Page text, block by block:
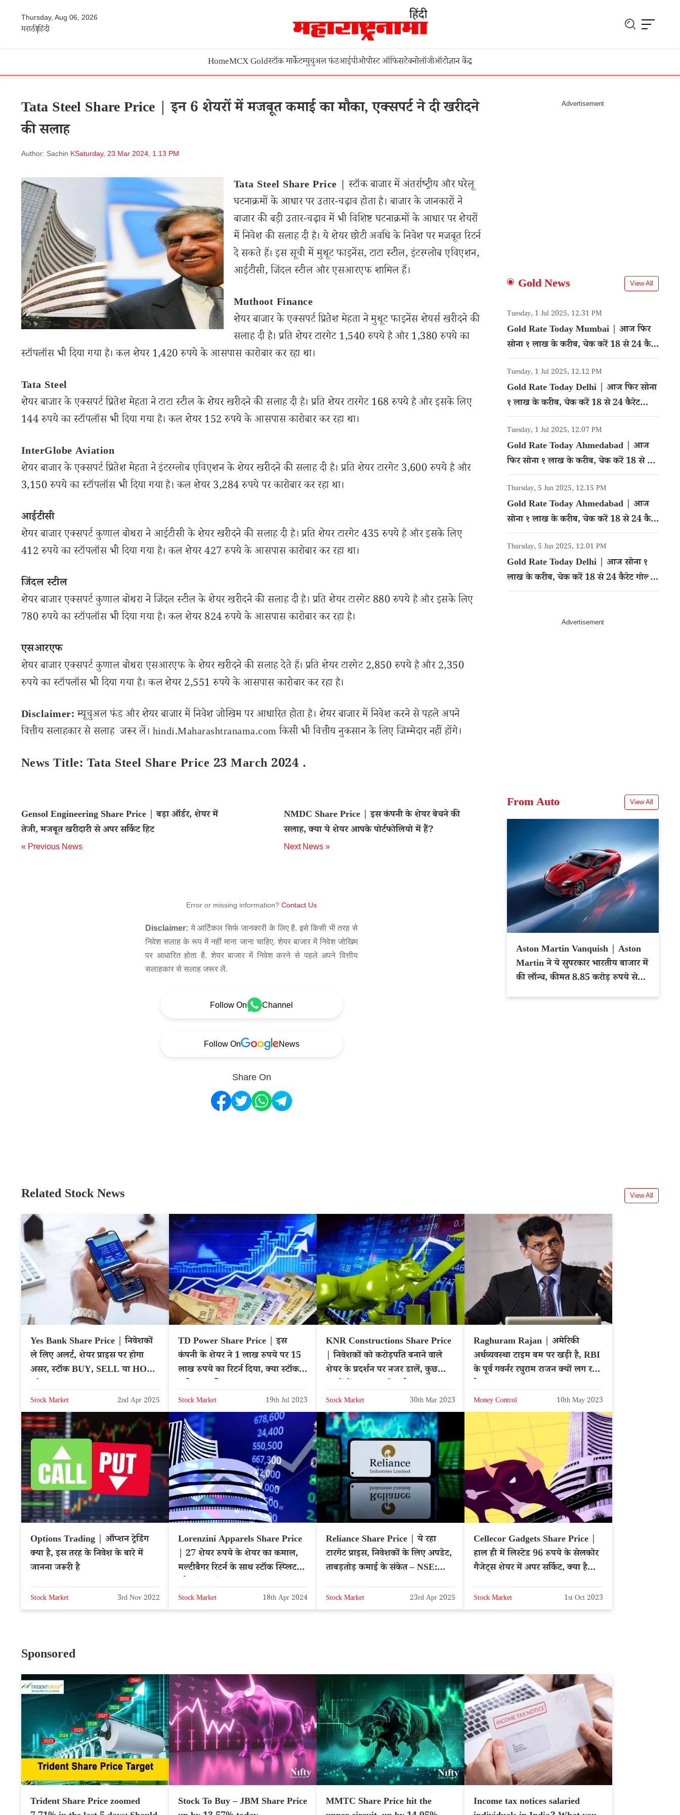
Thursday, Aug 06, 2026
मराठीहिंदी
HomeMCX Goldस्टॉक मार्केटम्युचुअल फंडआईपीओपोस्ट ऑफिसटेक्नोलॉजीऑटोज्ञान केंद्र
Tata Steel Share Price | इन 6 शेयरों में मजबूत कमाई का मौका, एक्सपर्ट ने दी खरीदने
की सलाह
Author: Sachin KSaturday, 23 Mar 2024, 1.13 PM
Tata Steel Share Price | स्टॉक बाजार में अंतर्राष्ट्रीय और घरेलू
घटनाक्रमों के आधार पर उतार-चढ़ाव होता है। बाजार के जानकारों ने
बाजार की बड़ी उतार-चढ़ाव में भी विशिष्ट घटनाक्रमों के आधार पर शेयरों
में निवेश की सलाह दी है। ये शेयर छोटी अवधि के निवेश पर मजबूत रिटर्न
दे सकते हैं। इस सूची में मुथूट फाइनेंस, टाटा स्टील, इंटरग्लोब एविएशन,
आईटीसी, जिंदल स्टील और एसआरएफ शामिल हैं।
Muthoot Finance
शेयर बाजार के एक्सपर्ट प्रितेश मेहता ने मुथूट फाइनेंस शेयर्स खरीदने की
सलाह दी है। प्रति शेयर टारगेट 1,540 रुपये है और 1,380 रुपये का
स्टॉपलॉस भी दिया गया है। कल शेयर 1,420 रुपये के आसपास कारोबार कर रहा था।
Tata Steel
शेयर बाजार के एक्सपर्ट प्रितेश मेहता ने टाटा स्टील के शेयर खरीदने की सलाह दी है। प्रति शेयर टारगेट 168 रुपये है और इसके लिए
144 रुपये का स्टॉपलॉस भी दिया गया है। कल शेयर 152 रुपये के आसपास कारोबार कर रहा था।
InterGlobe Aviation
शेयर बाजार के एक्सपर्ट प्रितेश मेहता ने इंटरग्लोब एविएशन के शेयर खरीदने की सलाह दी है। प्रति शेयर टारगेट 3,600 रुपये है और
3,150 रुपये का स्टॉपलॉस भी दिया गया है। कल शेयर 3,284 रुपये पर कारोबार कर रहा था।
आईटीसी
शेयर बाजार एक्सपर्ट कुणाल बोथरा ने आईटीसी के शेयर खरीदने की सलाह दी है। प्रति शेयर टारगेट 435 रुपये है और इसके लिए
412 रुपये का स्टॉपलॉस भी दिया गया है। कल शेयर 427 रुपये के आसपास कारोबार कर रहा था।
जिंदल स्टील
शेयर बाजार एक्सपर्ट कुणाल बोथरा ने जिंदल स्टील के शेयर खरीदने की सलाह दी है। प्रति शेयर टारगेट 880 रुपये है और इसके लिए
780 रुपये का स्टॉपलॉस भी दिया गया है। कल शेयर 824 रुपये के आसपास कारोबार कर रहा है।
एसआरएफ
शेयर बाजार एक्सपर्ट कुणाल बोथरा एसआरएफ के शेयर खरीदने की सलाह देते हैं। प्रति शेयर टारगेट 2,850 रुपये है और 2,350
रुपये का स्टॉपलॉस भी दिया गया है। कल शेयर 2,551 रुपये के आसपास कारोबार कर रहा है।
Disclaimer:म्यूचुअल फंड और शेयर बाजार में निवेश जोखिम पर आधारित होता है। शेयर बाजार में निवेश करने से पहले अपने
वित्तीय सलाहकार से सलाह जरूर लें। hindi.Maharashtranama.com किसी भी वित्तीय नुकसान के लिए जिम्मेदार नहीं होंगे।
News Title: Tata Steel Share Price 23 March 2024 .
Gensol Engineering Share Price | बड़ा ऑर्डर, शेयर में
तेजी, मजबूत खरीदारी से अपर सर्किट हिट
« Previous News
NMDC Share Price | इस कंपनी के शेयर बेचने की
सलाह, क्या ये शेयर आपके पोर्टफोलियो में हैं?
Next News »
Error or missing information? Contact Us
Disclaimer: ये आर्टिकल सिर्फ जानकारी के लिए है. इसे किसी भी तरह से
निवेश सलाह के रूप में नहीं माना जाना चाहिए. शेयर बाजार में निवेश जोखिम
पर आधारित होता है. शेयर बाजार में निवेश करने से पहले अपने वित्तीय
सलाहकार से सलाह जरूर लें.
Follow On Channel
Follow On News
Share On
Gold News View All
Tuesday, 1 Jul 2025, 12.31 PM
Gold Rate Today Mumbai | आज फिर
सोना १ लाख के करीब, चेक करें 18 से 24 कैरेट
गोल्ड का रेट
Tuesday, 1 Jul 2025, 12.12 PM
Gold Rate Today Delhi | आज फिर सोना
१ लाख के करीब, चेक करें 18 से 24 कैरेट
गोल्ड का रेट
Tuesday, 1 Jul 2025, 12.07 PM
Gold Rate Today Ahmedabad | आज
फिर सोना १ लाख के करीब, चेक करें 18 से 24
कैरेट गोल्ड का रेट
Thursday, 5 Jun 2025, 12.15 PM
Gold Rate Today Ahmedabad | आज
सोना १ लाख के करीब, चेक करें 18 से 24 कैरेट
गोल्ड का रेट
Thursday, 5 Jun 2025, 12.01 PM
Gold Rate Today Delhi | आज सोना १
लाख के करीब, चेक करें 18 से 24 कैरेट गोल्ड
का रेट
From Auto View All
Aston Martin Vanquish | Aston
Martin ने ये सुपरकार भारतीय बाजार में
की लॉन्च, कीमत 8.85 करोड़ रुपये से
Related Stock News View All
Yes Bank Share Price | निवेशकों
ले लिए अलर्ट, शेयर प्राइस पर होगा
असर, स्टॉक BUY, SELL या HOLD
Stock Market 2nd Apr 2025
TD Power Share Price | इस
कंपनी के शेयर ने 1 लाख रुपये पर 15
लाख रुपये का रिटर्न दिया, क्या स्टॉक
Stock Market 19th Jul 2023
KNR Constructions Share Price
| निवेशकों को करोड़पति बनाने वाले
शेयर के प्रदर्शन पर नजर डालें, कुछ
Stock Market 30th Mar 2023
Raghuram Rajan | अमेरिकी
अर्थव्यवस्था टाइम बम पर खड़ी है, RBI
के पूर्व गवर्नर रघुराम राजन क्यों लग रहा
Money Control 10th May 2023
Options Trading | ऑप्शन ट्रेडिंग
क्या है, इस तरह के निवेश के बारे में
जानना जरूरी है
Stock Market 3rd Nov 2022
Lorenzini Apparels Share Price
| 27 शेयर रुपये के शेयर का कमाल,
मल्टीबैगर रिटर्न के साथ स्टॉक स्प्लिट
Stock Market 18th Apr 2024
Reliance Share Price | ये रहा
टारगेट प्राइस, निवेशकों के लिए अपडेट,
ताबड़तोड़ कमाई के संकेत – NSE:
Stock Market 23rd Apr 2025
Cellecor Gadgets Share Price |
हाल ही में लिस्टेड 96 रुपये के सेलकोर
गैजेट्स शेयर में अपर सर्किट, क्या है
Stock Market 1st Oct 2023
Sponsored
Trident Share Price zoomed
Stock To Buy – JBM Share Price
MMTC Share Price hit the
Income tax notices salaried